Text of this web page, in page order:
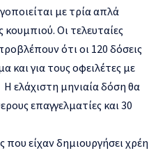
με τρία απλά
Οι τελευταίες
ότι οι 120 δόσεις
και για τους οφειλέτες με
ελάχιστη μηνιαία δόση θα
επαγγελματίες και 30
είχαν δημιουργήσει χρέη